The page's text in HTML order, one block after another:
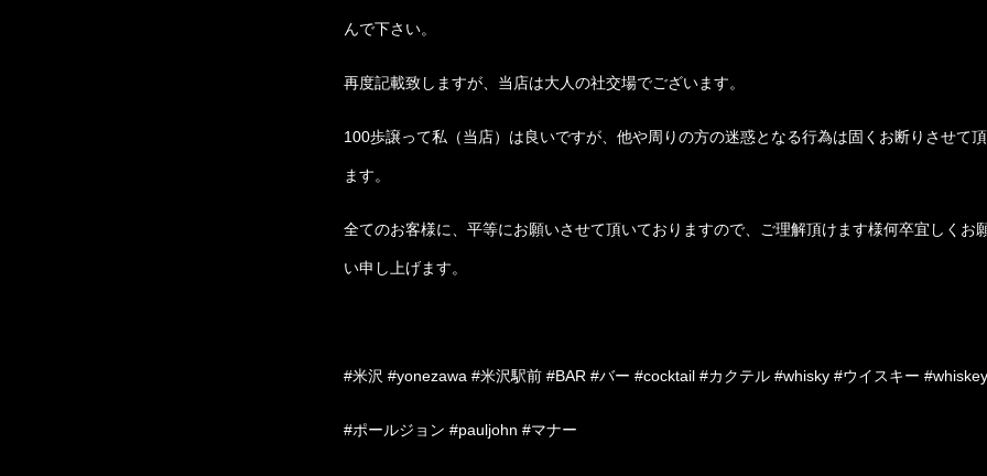
んで下さい。
再度記載致しますが、当店は大人の社交場でございます。
100歩譲って私（当店）は良いですが、他や周りの方の迷惑となる行為は固くお断りさせて
ます。
全てのお客様に、平等にお願いさせて頂いておりますので、ご理解頂けます様何卒宜しくお
い申し上げます。
#米沢 #yonezawa #米沢駅前 #BAR #バー #cocktail #カクテル #whisky #ウイスキー #whiskey
#ポールジョン #pauljohn #マナー